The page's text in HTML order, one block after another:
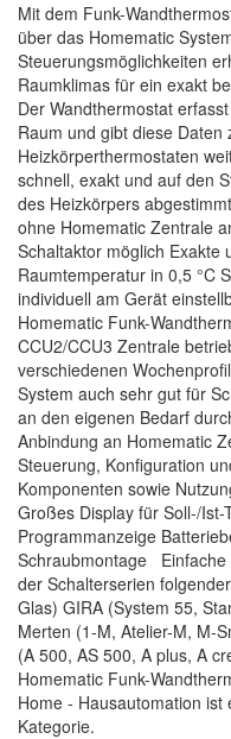
Mit dem Funk-
über das Homematic
Steuerungsmöglichkeiten
Raumklimas für ein exakt
Der Wandthermostat
Raum und gibt diese
Heizkörperthermostaten
schnell, exakt und auf den
des Heizkörpers
ohne Homematic Zentrale
Schaltaktor möglich Exakte
Raumtemperatur in 0,5 °C
individuell am Gerät
Homematic Funk-
CCU2/CCU3 Zentrale
verschiedenen
System auch sehr gut für
an den eigenen Bedarf
Anbindung an Homematic
Steuerung, Konfiguration
Komponenten sowie
Großes Display für Soll-/
Programmanzeige
Schraubmontage Einfache
der Schalterserien
Glas) GIRA (System 55,
Merten (1-M, Atelier-M, M-
(A 500, AS 500, A plus, A
Homematic Funk-
Home - Hausautomation
Kategorie.